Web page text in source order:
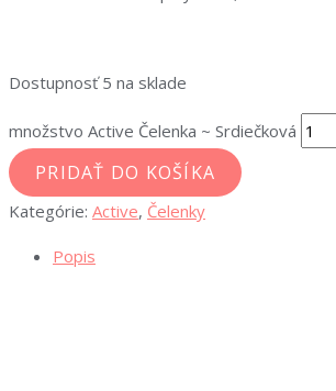
Dostupnosť 5 na sklade
množstvo Active Čelenka ~ Srdiečková
PRIDAŤ DO KOŠÍKA
Kategórie: Active, Čelenky
Popis